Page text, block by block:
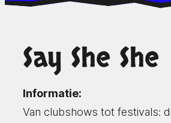
Say She She
Informatie:
Van clubshows tot festivals: